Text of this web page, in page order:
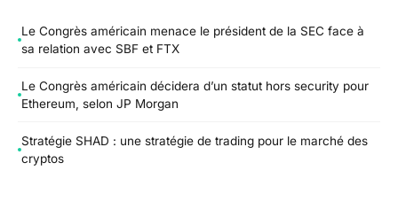
Le Congrès américain menace le président de la SEC face à
sa relation avec SBF et FTX
Le Congrès américain décidera d’un statut hors security pour
Ethereum, selon JP Morgan
Stratégie SHAD : une stratégie de trading pour le marché des
cryptos